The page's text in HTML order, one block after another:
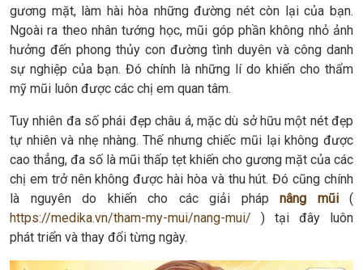
gương mặt, làm hài hòa những đường nét còn lại của bạn.
Ngoài ra theo nhân tướng học, mũi góp phần không nhỏ ảnh
hưởng đến phong thủy con đường tình duyên và công danh
sự nghiệp của bạn. Đó chính là những lí do khiến cho thẩm
mỹ mũi luôn được các chị em quan tâm.
Tuy nhiên đa số phái đẹp châu á, mặc dù sở hữu một nét đẹp
tự nhiên và nhẹ nhàng. Thế nhưng chiếc mũi lại không được
cao thẳng, đa số là mũi thấp tẹt khiến cho gương mặt của các
chị em trở nên không được hài hòa và thu hút. Đó cũng chính
là nguyên do khiến cho các giải pháp nâng mũi(
https://medika.vn/tham-my-mui/nang-mui/ ) tại đây luôn
phát triển và thay đổi từng ngày.